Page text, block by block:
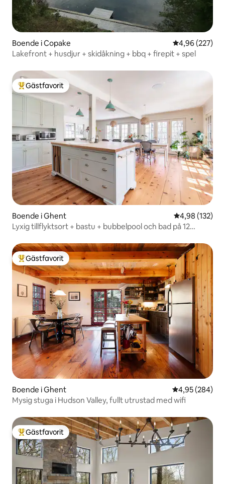
Boende i Copake 4,96 av 5 i
4,96 (227)
Lakefront + husdjur + skidåkning + bbq + firepit + spel
Populär gästfavorit
Gästfavorit
Boende i Ghent 4,98 av 5 i
4,98 (132)
Lyxig tillflyktsort + bastu + bubbelpool och bad på 12
Populär gästfavorit
Gästfavorit
Boende i Ghent 4,95 av 5 i
4,95 (284)
Mysig stuga i Hudson Valley, fullt utrustad med wifi
Populär gästfavorit
Gästfavorit